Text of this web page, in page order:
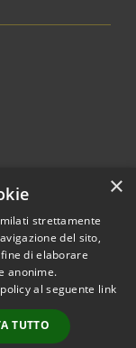
© 2026 • Comune di
• Powered by
•Accesso
redazione
×
strettamente
del sito,
di elaborare
anonime.
al seguente link
TUTTO